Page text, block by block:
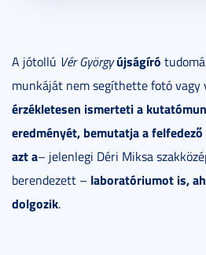
A jótollú Vér Györgyújságíró
munkáját nem segíthette fotó vagy
érzékletesen ismerteti a
eredményét, bemutatja a
azt a– jelenlegi Déri Miksa
berendezett – laboratóriumot is,
dolgozik.